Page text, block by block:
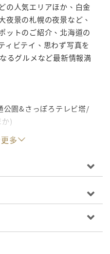
の人気エリアほか、白金
夜景の札幌の夜景など、
ットのご紹介、北海道の
ィビテイ、思わず写真を
るグルメなど最新情報満
公園&さっぽろテレビ塔/
)
丼/寿司/海鮮居酒屋/ラ
レー/スイーツ/シメパフ
多